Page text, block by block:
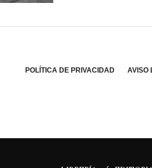
POLÍTICA DE PRIVACIDAD AVISO